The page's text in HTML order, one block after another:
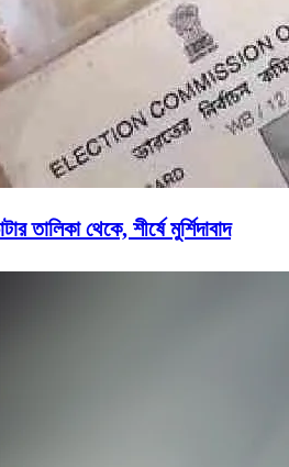
তালিকা থেকে, শীর্ষে মুর্শিদাবাদ